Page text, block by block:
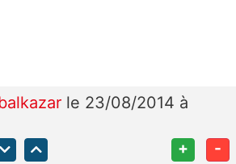
le 23/08/2014 à
+ -